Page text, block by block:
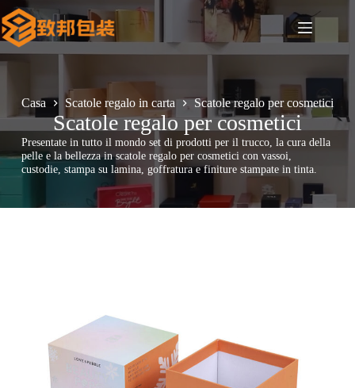
Salta
al
contenuto
Casa Scatole regalo in carta Scatole regalo per cosmetici
Scatole regalo per cosmetici
Presentate in tutto il mondo set di prodotti per il trucco, la cura della
pelle e la bellezza in scatole regalo per cosmetici con vassoi,
custodie, stampa su lamina, goffratura e finiture stampate in tinta.